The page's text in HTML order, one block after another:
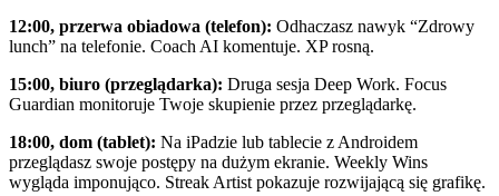
12:00, przerwa obiadowa (telefon): Odhaczasz nawyk “Zdrowy
lunch” na telefonie. Coach AI komentuje. XP rosną.
15:00, biuro (przeglądarka): Druga sesja Deep Work. Focus
Guardian monitoruje Twoje skupienie przez przeglądarkę.
18:00, dom (tablet): Na iPadzie lub tablecie z Androidem
przeglądasz swoje postępy na dużym ekranie. Weekly Wins
wygląda imponująco. Streak Artist pokazuje rozwijającą się grafikę.